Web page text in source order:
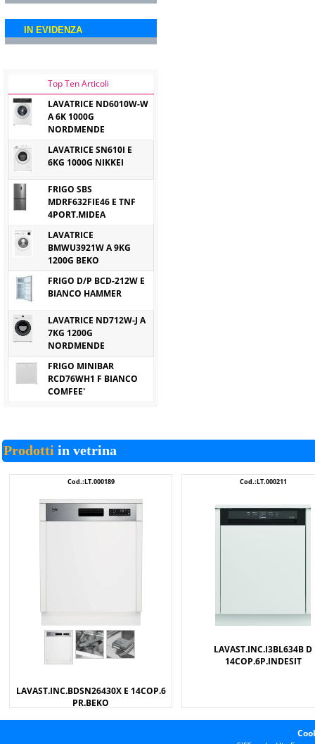
IN EVIDENZA
Top Ten Articoli
LAVATRICE ND6010W-W
A 6K 1000G
NORDMENDE
LAVATRICE SN610I E
6KG 1000G NIKKEI
FRIGO SBS
MDRF632FIE46 E TNF
4PORT.MIDEA
LAVATRICE
BMWU3921W A 9KG
1200G BEKO
FRIGO D/P BCD-212W E
BIANCO HAMMER
LAVATRICE ND712W-J A
7KG 1200G
NORDMENDE
FRIGO MINIBAR
RCD76WH1 F BIANCO
COMFEE'
Prodotti in vetrina
Cod.:LT.000189
LAVAST.INC.BDSN26430X E 14COP.6
PR.BEKO
Cod.:LT.000211
LAVAST.INC.I3BL634B D
14COP.6P.INDESIT